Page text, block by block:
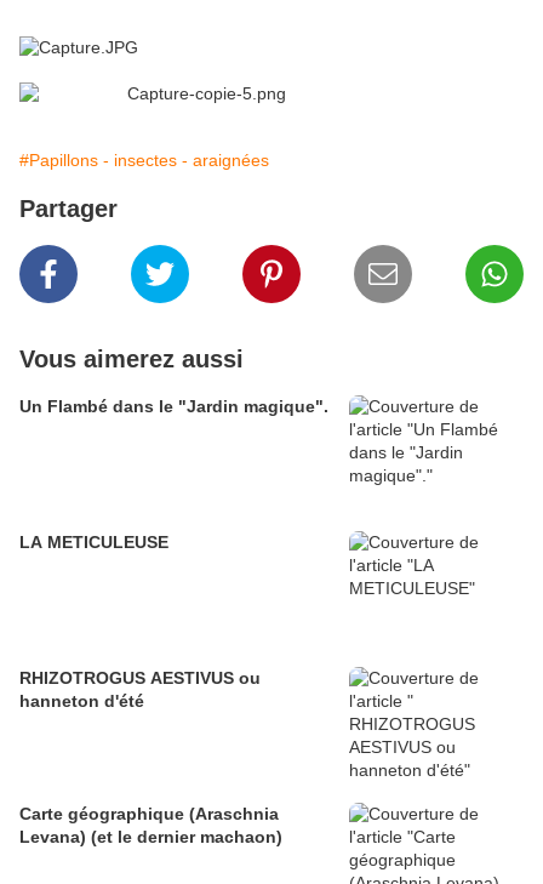
#Papillons - insectes - araignées
Partager
Vous aimerez aussi
Un Flambé dans le "Jardin magique".
LA METICULEUSE
RHIZOTROGUS AESTIVUS ou
hanneton d'été
Carte géographique (Araschnia
Levana) (et le dernier machaon)